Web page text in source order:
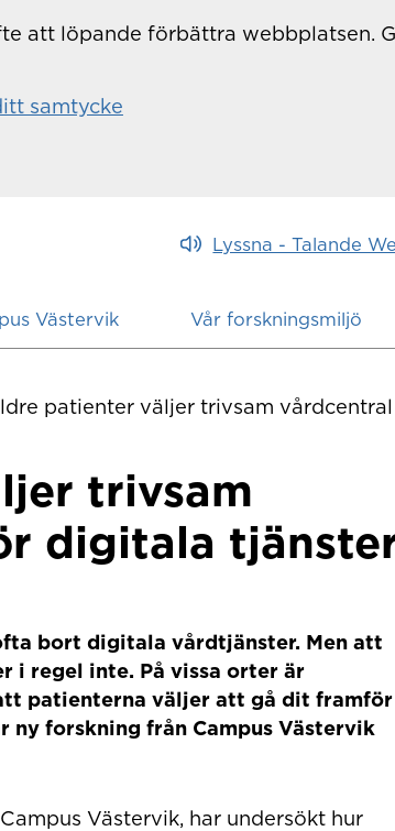
att löpande förbättra webbplatsen.
samtycke
Lyssna - Talande
Västervik Vår forskningsmiljö
patienter väljer trivsam
trivsam
digitala
bort digitala vårdtjänster. Men att
i regel inte. På vissa orter är
patienterna väljer att gå dit framför
forskning från Campus Västervik
Västervik, har undersökt hur